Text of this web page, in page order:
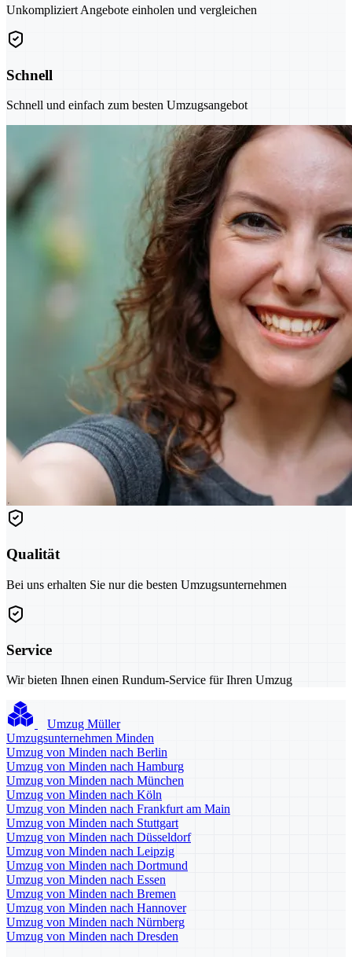
Unkompliziert Angebote einholen und vergleichen
Schnell
Schnell und einfach zum besten Umzugsangebot
Qualität
Bei uns erhalten Sie nur die besten Umzugsunternehmen
Service
Wir bieten Ihnen einen Rundum-Service für Ihren Umzug
Umzug Müller
Umzugsunternehmen Minden
Umzug von Minden nach Berlin
Umzug von Minden nach Hamburg
Umzug von Minden nach München
Umzug von Minden nach Köln
Umzug von Minden nach Frankfurt am Main
Umzug von Minden nach Stuttgart
Umzug von Minden nach Düsseldorf
Umzug von Minden nach Leipzig
Umzug von Minden nach Dortmund
Umzug von Minden nach Essen
Umzug von Minden nach Bremen
Umzug von Minden nach Hannover
Umzug von Minden nach Nürnberg
Umzug von Minden nach Dresden